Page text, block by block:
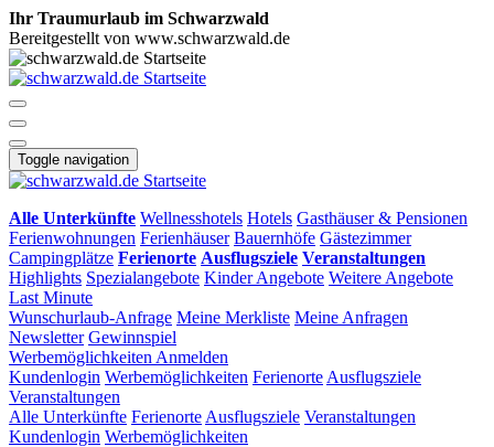
Ihr Traumurlaub im Schwarzwald
Bereitgestellt von www.schwarzwald.de
Toggle navigation
Alle Unterkünfte Wellnesshotels Hotels Gasthäuser & Pensionen
Ferienwohnungen Ferienhäuser Bauernhöfe Gästezimmer
Campingplätze Ferienorte Ausflugsziele Veranstaltungen
Highlights Spezialangebote Kinder Angebote Weitere Angebote
Last Minute
Wunschurlaub-Anfrage Meine Merkliste Meine Anfragen
Newsletter Gewinnspiel
Werbemöglichkeiten Anmelden
Kundenlogin Werbemöglichkeiten Ferienorte Ausflugsziele
Veranstaltungen
Alle Unterkünfte Ferienorte Ausflugsziele Veranstaltungen
Kundenlogin Werbemöglichkeiten